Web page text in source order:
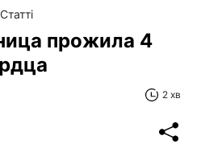
Статті
прожила 4
2 хв